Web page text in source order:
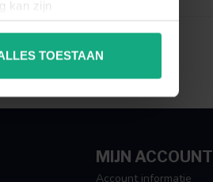
kan zijn
TOESTAAN
MIJN ACCOUNT
Account informatie